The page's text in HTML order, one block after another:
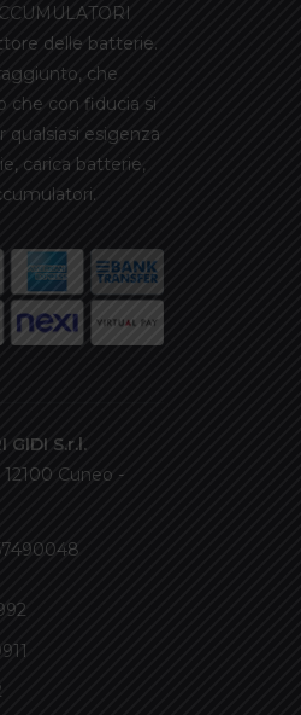
delle batterie.
che
che con fiducia si
qualsiasi esigenza
carica batterie,
GIDI S.r.l.
Cuneo -